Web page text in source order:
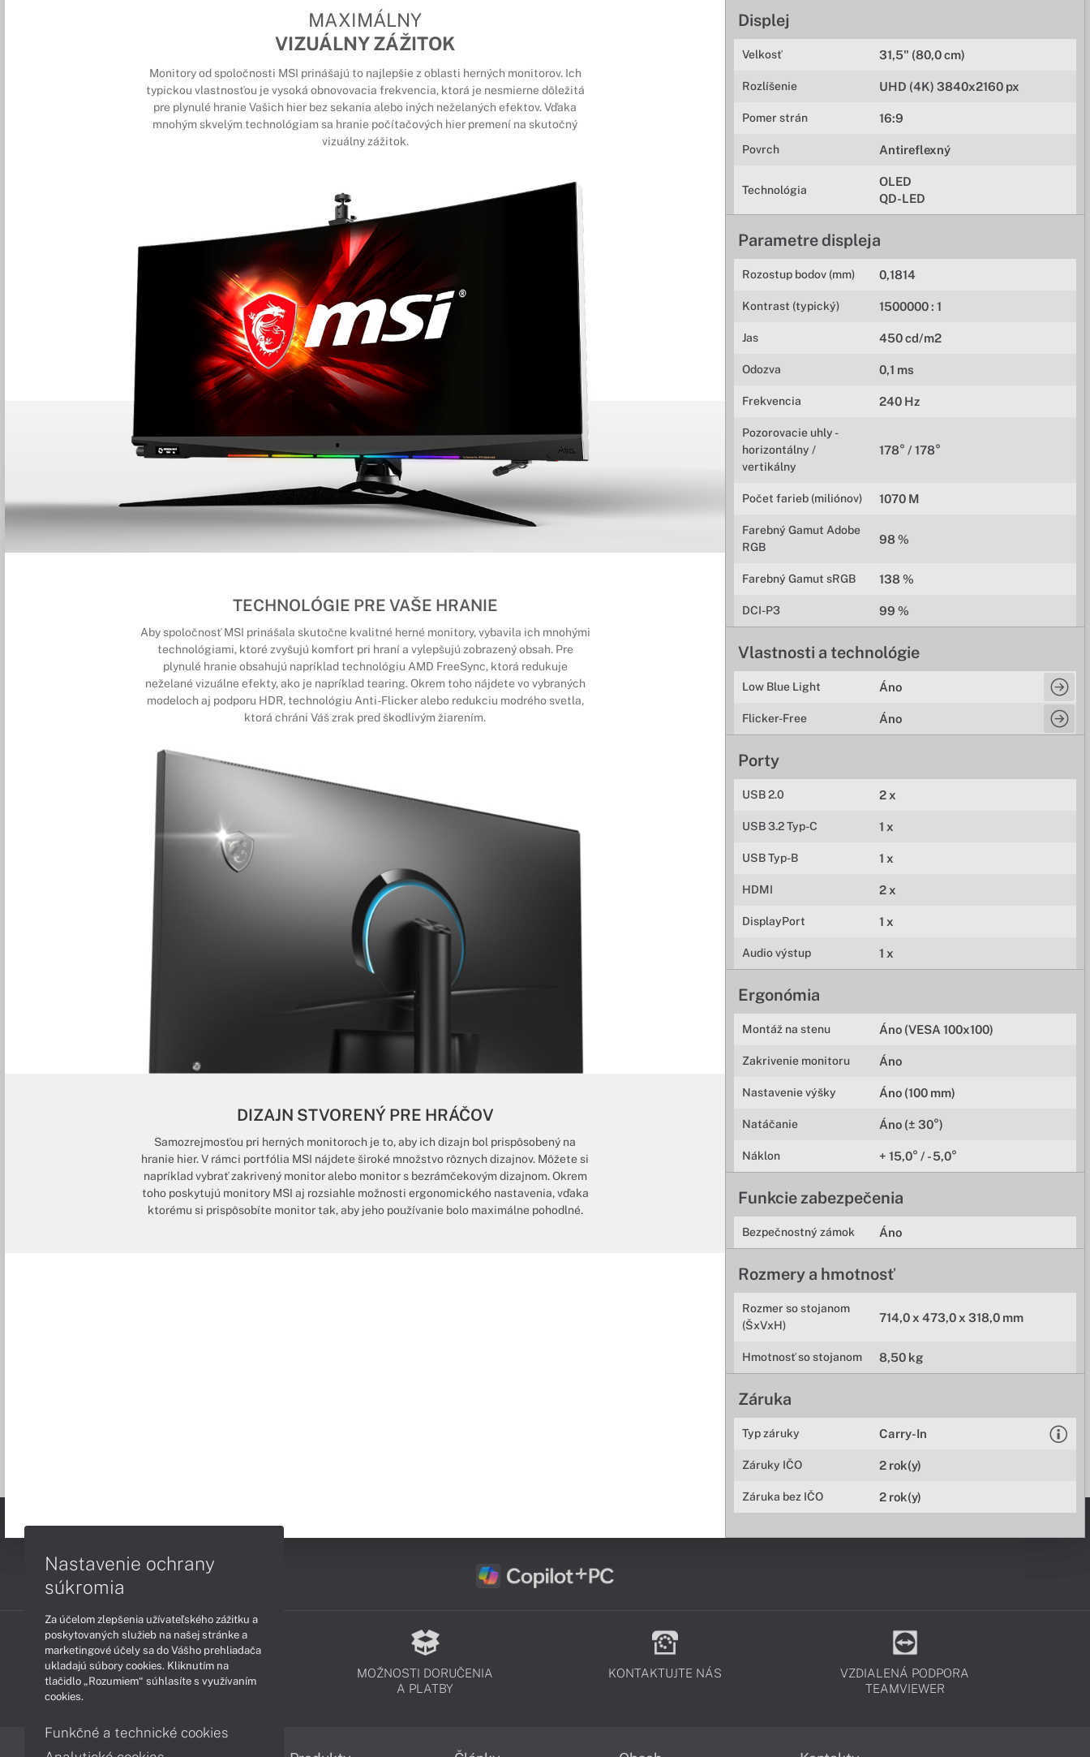
Displej
Velkosť 31,5" (80,0 cm)
Rozlíšenie UHD (4K) 3840x2160 px
Pomer strán 16:9
Povrch Antireflexný
Technológia
OLED
QD-LED
Parametre displeja
Rozostup bodov (mm) 0,1814
Kontrast (typický) 1500000 : 1
Jas 450 cd/m2
Odozva 0,1 ms
Frekvencia 240 Hz
Pozorovacie uhly -
horizontálny /
vertikálny
178° / 178°
Počet farieb (miliónov) 1070 M
Farebný Gamut Adobe
RGB
98 %
Farebný Gamut sRGB 138 %
DCI-P3 99 %
Vlastnosti a technológie
Low Blue Light Áno
Flicker-Free Áno
Porty
USB 2.0 2 x
USB 3.2 Typ-C 1 x
USB Typ-B 1 x
HDMI 2 x
DisplayPort 1 x
Audio výstup 1 x
Ergonómia
Montáž na stenu Áno (VESA 100x100)
Zakrivenie monitoru Áno
Nastavenie výšky Áno (100 mm)
Natáčanie Áno (± 30°)
Náklon + 15,0° / - 5,0°
Funkcie zabezpečenia
Bezpečnostný zámok Áno
Rozmery a hmotnosť
Rozmer so stojanom
(ŠxVxH)
714,0 x 473,0 x 318,0 mm
Hmotnosť so stojanom 8,50 kg
Záruka
Typ záruky Carry-In
Záruky IČO 2 rok(y)
Záruka bez IČO 2 rok(y)
MAXIMÁLNY
VIZUÁLNY ZÁŽITOK
Monitory od spoločnosti MSI prinášajú to najlepšie z oblasti herných monitorov. Ich
typickou vlastnosťou je vysoká obnovovacia frekvencia, ktorá je nesmierne dôležitá
pre plynulé hranie Vašich hier bez sekania alebo iných neželaných efektov. Vďaka
mnohým skvelým technológiam sa hranie počítačových hier premení na skutočný
vizuálny zážitok.
TECHNOLÓGIE PRE VAŠE HRANIE
Aby spoločnosť MSI prinášala skutočne kvalitné herné monitory, vybavila ich mnohými
technológiami, ktoré zvyšujú komfort pri hraní a vylepšujú zobrazený obsah. Pre
plynulé hranie obsahujú napríklad technológiu AMD FreeSync, ktorá redukuje
neželané vizuálne efekty, ako je napríklad tearing. Okrem toho nájdete vo vybraných
modeloch aj podporu HDR, technológiu Anti-Flicker alebo redukciu modrého svetla,
ktorá chráni Váš zrak pred škodlivým žiarením.
DIZAJN STVORENÝ PRE HRÁČOV
Samozrejmosťou pri herných monitoroch je to, aby ich dizajn bol prispôsobený na
hranie hier. V rámci portfólia MSI nájdete široké množstvo rôznych dizajnov. Môžete si
napríklad vybrať zakrivený monitor alebo monitor s bezrámčekovým dizajnom. Okrem
toho poskytujú monitory MSI aj rozsiahle možnosti ergonomického nastavenia, vďaka
ktorému si prispôsobíte monitor tak, aby jeho používanie bolo maximálne pohodlné.
PODPORA A SERVIS
MOŽNOSTI DORUČENIA
A PLATBY
KONTAKTUJTE NÁS
VZDIALENÁ PODPORA
TEAMVIEWER
Nastavenie ochrany
súkromia
Za účelom zlepšenia užívateľského zážitku a
poskytovaných služieb na našej stránke a
marketingové účely sa do Vášho prehliadača
ukladajú súbory cookies. Kliknutím na
tlačidlo „Rozumiem“ súhlasíte s využívaním
cookies.
Funkčné a technické cookies